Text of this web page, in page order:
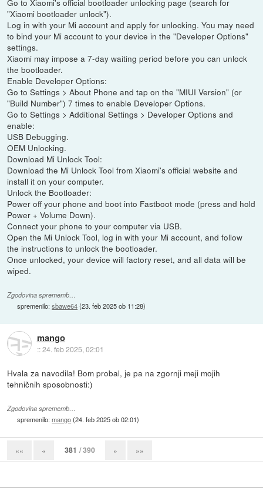
"Xiaomi bootloader unlock").
Log in with your Mi account and apply for unlocking. You may need
to bind your Mi account to your device in the "Developer Options"
settings.
Xiaomi may impose a 7-day waiting period before you can unlock
the bootloader.
Enable Developer Options:
Go to Settings > About Phone and tap on the "MIUI Version" (or
"Build Number") 7 times to enable Developer Options.
Go to Settings > Additional Settings > Developer Options and
enable:
USB Debugging.
OEM Unlocking.
Download Mi Unlock Tool:
Download the Mi Unlock Tool from Xiaomi's official website and
install it on your computer.
Unlock the Bootloader:
Power off your phone and boot into Fastboot mode (press and hold
Power + Volume Down).
Connect your phone to your computer via USB.
Open the Mi Unlock Tool, log in with your Mi account, and follow
the instructions to unlock the bootloader.
Once unlocked, your device will factory reset, and all data will be
wiped.
Zgodovina sprememb…
spremenilo:sbawe64(23. feb 2025 ob 11:28)
mango
::24. feb 2025, 02:01
Hvala za navodila! Bom probal, je pa na zgornji meji mojih
tehničnih sposobnosti:)
Zgodovina sprememb…
spremenilo:mango(24. feb 2025 ob 02:01)
«« « 381 / 390 » »»